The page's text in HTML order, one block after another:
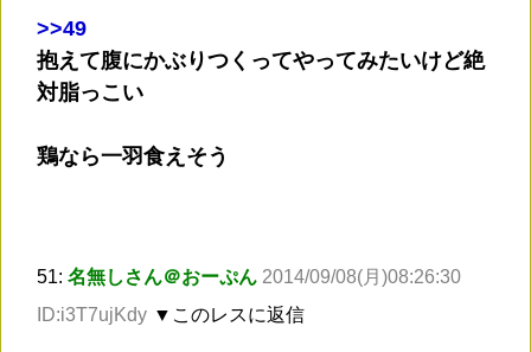
>>49
抱えて腹にかぶりつくってやってみたいけど絶
対脂っこい
鶏なら一羽食えそう
51: 名無しさん＠おーぷん 2014/09/08(月)08:26:30
ID:i3T7ujKdy ▼このレスに返信